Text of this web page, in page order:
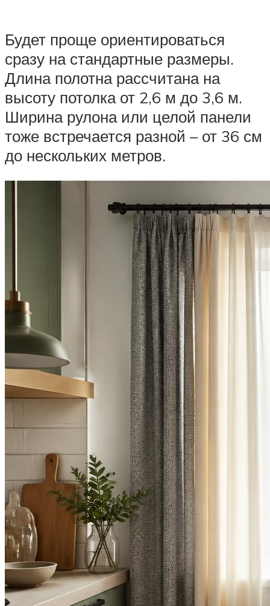
Будет проще ориентироваться
сразу на стандартные размеры.
Длина полотна рассчитана на
высоту потолка от 2,6 м до 3,6 м.
Ширина рулона или целой панели
тоже встречается разной – от 36 см
до нескольких метров.